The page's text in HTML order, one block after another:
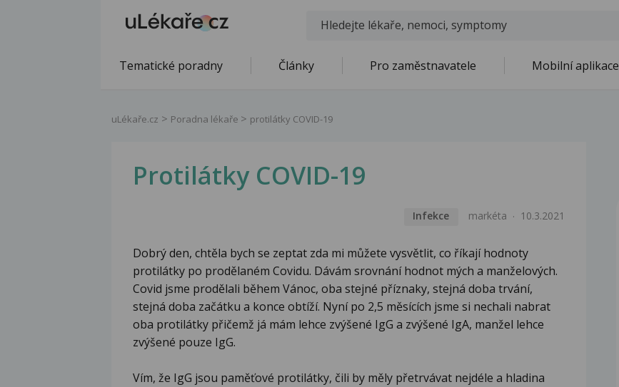
Tematické poradny Články Pro zaměstnavatele Mobilní aplikace
uLékaře.cz Poradna lékaře protilátky COVID-19
Protilátky COVID-19
Infekce markéta 10.3.2021
Dobrý den, chtěla bych se zeptat zda mi můžete vysvětlit, co říkají hodnoty
protilátky po prodělaném Covidu. Dávám srovnání hodnot mých a manželových.
Covid jsme prodělali během Vánoc, oba stejné příznaky, stejná doba trvání,
stejná doba začátku a konce obtíží. Nyní po 2,5 měsících jsme si nechali nabrat
oba protilátky přičemž já mám lehce zvýšené IgG a zvýšené IgA, manžel lehce
zvýšené pouze IgG.
Vím, že IgG jsou paměťové protilátky, čili by měly přetrvávat nejdéle a hladina